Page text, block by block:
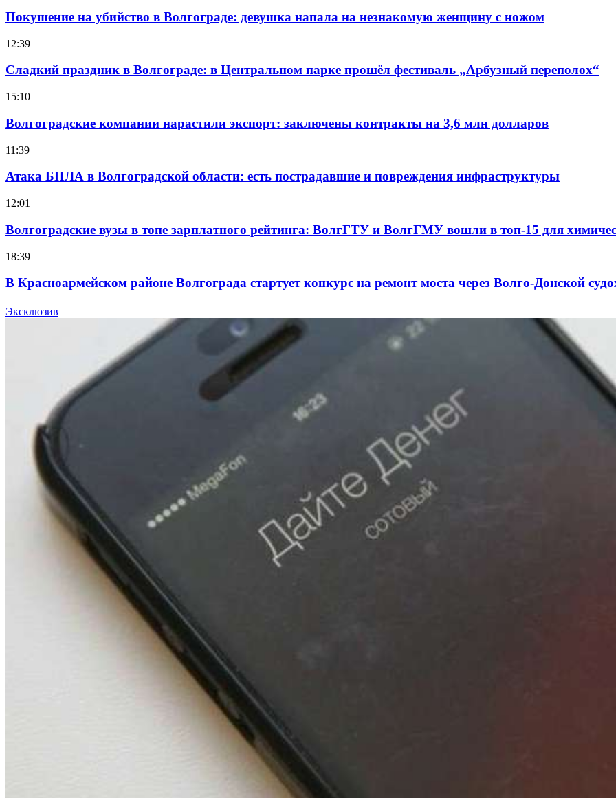
Покушение на убийство в Волгограде: девушка напала на незнакомую женщину с ножом
12:39
Сладкий праздник в Волгограде: в Центральном парке прошёл фестиваль „Арбузный переполох“
15:10
Волгоградские компании нарастили экспорт: заключены контракты на 3,6 млн долларов
11:39
Атака БПЛА в Волгоградской области: есть пострадавшие и повреждения инфраструктуры
12:01
Волгоградские вузы в топе зарплатного рейтинга: ВолгГТУ и ВолгГМУ вошли в топ‑15 для
18:39
В Красноармейском районе Волгограда стартует конкурс на ремонт моста через Волго‑Донской
12:28
Фестиваль #ТриЧетыре в Волгограде пройдёт 11–13 сентября в рамках Года единства народов
Эксклюзив